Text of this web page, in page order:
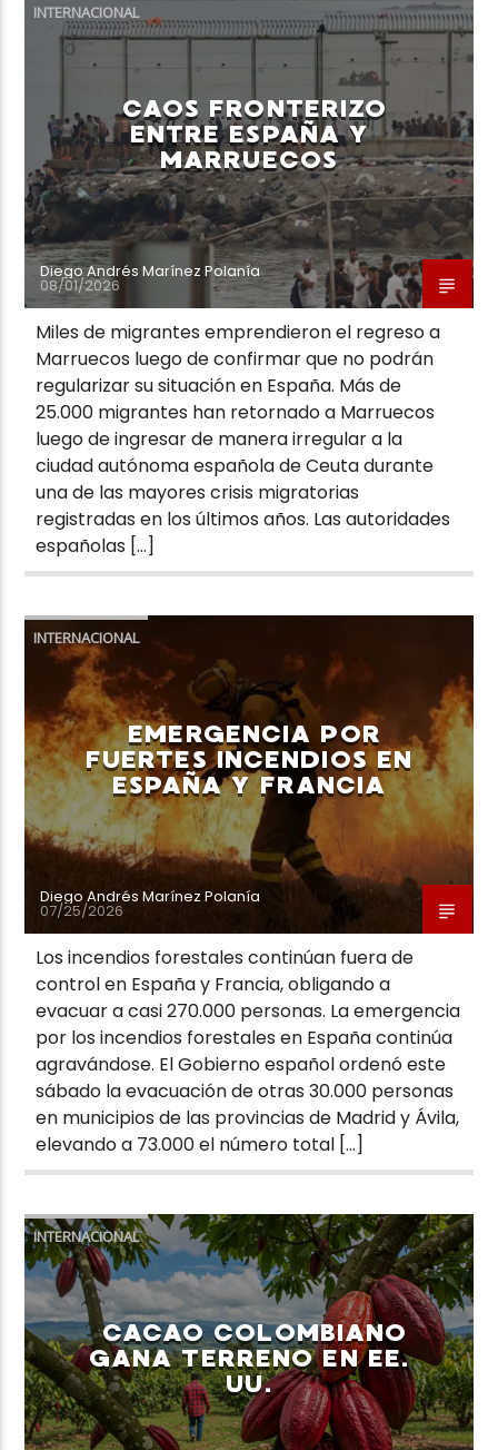
INTERNACIONAL
CAOS FRONTERIZO
ENTRE ESPAÑA Y
MARRUECOS
Diego Andrés Marínez Polanía
08/01/2026
Miles de migrantes emprendieron el regreso a
Marruecos luego de confirmar que no podrán
regularizar su situación en España. Más de
25.000 migrantes han retornado a Marruecos
luego de ingresar de manera irregular a la
ciudad autónoma española de Ceuta durante
una de las mayores crisis migratorias
registradas en los últimos años. Las autoridades
españolas […]
INTERNACIONAL
EMERGENCIA POR
FUERTES INCENDIOS EN
ESPAÑA Y FRANCIA
Diego Andrés Marínez Polanía
07/25/2026
Los incendios forestales continúan fuera de
control en España y Francia, obligando a
evacuar a casi 270.000 personas. La emergencia
por los incendios forestales en España continúa
agravándose. El Gobierno español ordenó este
sábado la evacuación de otras 30.000 personas
en municipios de las provincias de Madrid y Ávila,
elevando a 73.000 el número total […]
INTERNACIONAL
CACAO COLOMBIANO
GANA TERRENO EN EE.
UU.